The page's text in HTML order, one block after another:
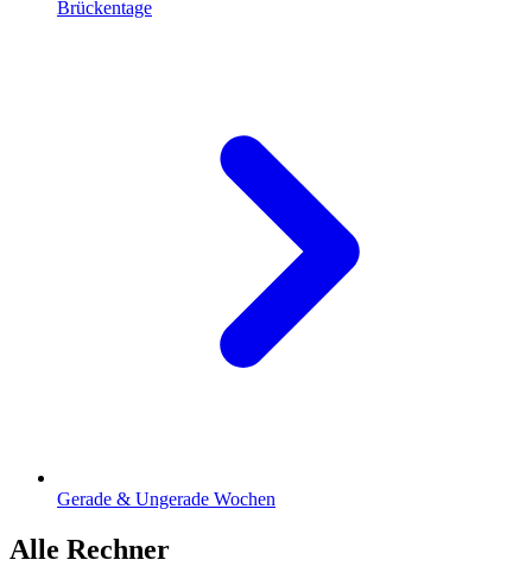
Brückentage
Gerade & Ungerade Wochen
Alle Rechner